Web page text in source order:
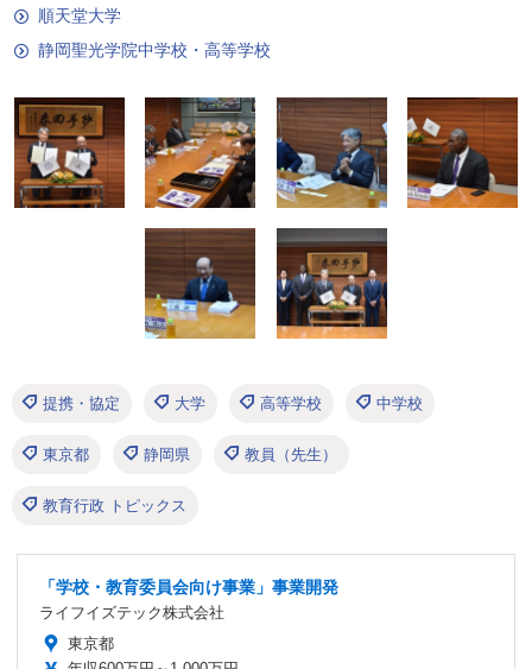
順天堂大学
静岡聖光学院中学校・高等学校
提携・協定 大学 高等学校 中学校
東京都 静岡県 教員（先生）
教育行政 トピックス
「学校・教育委員会向け事業」事業開発
ライフイズテック株式会社
東京都